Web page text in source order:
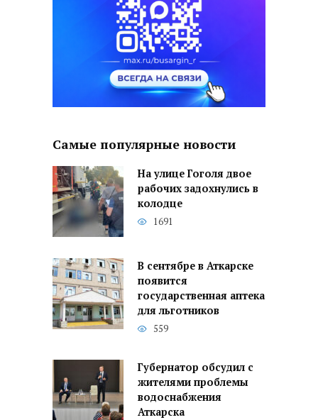
Самые популярные новости
На улице Гоголя двое
рабочих задохнулись в
колодце
1691
В сентябре в Аткарске
появится
государственная аптека
для льготников
559
Губернатор обсудил с
жителями проблемы
водоснабжения
Аткарска